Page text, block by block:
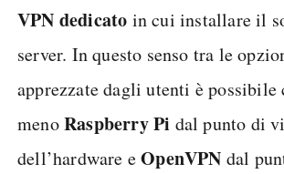
VPN dedicato in cui installare il
server. In questo senso tra le
apprezzate dagli utenti è
menoRaspberry Pi dal punto di
dell’hardware eOpenVPN dal